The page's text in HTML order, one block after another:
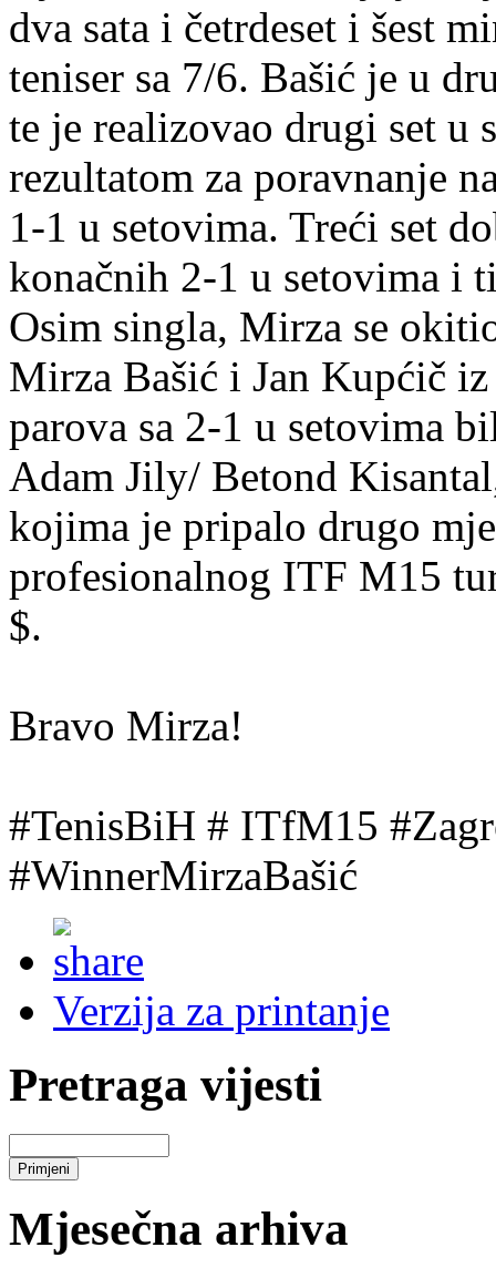
dva sata i četrdeset i šest
teniser sa 7/6. Bašić je u
te je realizovao drugi set
rezultatom za poravnanje
1-1 u setovima. Treći set
konačnih 2-1 u setovima i
Osim singla, Mirza se
Mirza Bašić i Jan Kupćič
parova sa 2-1 u setovima
Adam Jily/ Betond
kojima je pripalo drugo
profesionalnog ITF M15
$.
Bravo Mirza!
#TenisBiH # ITfM15
#WinnerMirzaBašić
Verzija za printanje
Pretraga vijesti
Mjesečna arhiva